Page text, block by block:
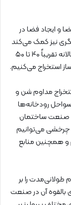
و ایجاد فضا در
نیز کمک می‌کند
و آن، حفظ منابع طبیعی محدود است. چرا که ما سالانه تقریباً ۴۰ تا ۵۰
استخراج می‌کنیم.
مداوم شن و
رودخانه‌ها
صنعت ساختمان
چرخشی می‌توانیم
و همچنین منابع
را بر
برای کاربردهای بالقوه آن در صنعت